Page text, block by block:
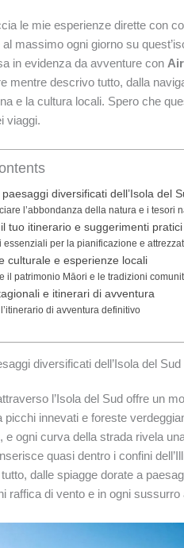
le mie esperienze dirette con
massimo ogni giorno su
in evidenza da avventure con
mentre descrivo tutto, dalla
e la cultura locali. Spero che
viaggi.
diversificati dell’Isola del
l’abbondanza della natura e i tesori
tuo itinerario e suggerimenti
essenziali per la pianificazione e
culturale e esperienze locali
il patrimonio Māori e le tradizioni
e itinerari di avventura
di avventura definitivo
diversificati dell’Isola del Sud
l’Isola del Sud offre un
picchi innevati e foreste
e ogni curva della strada rivela
quasi dentro i confini
dalle spiagge dorate a
raffica di vento e in ogni